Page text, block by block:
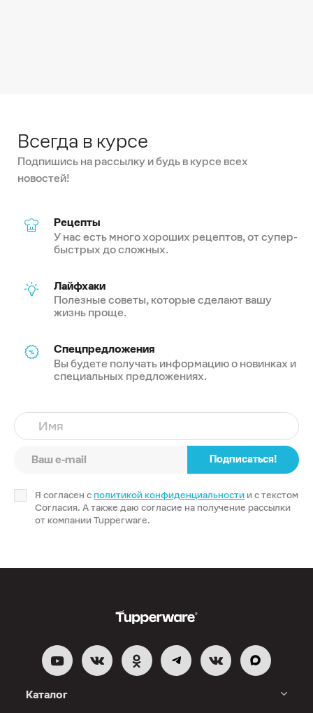
Всегда в курсе
Подпишись на рассылку и будь в курсе всех
новостей!
Рецепты
У нас есть много хороших рецептов, от супер-
быстрых до сложных.
Лайфхаки
Полезные советы, которые сделают вашу
жизнь проще.
Спецпредложения
Вы будете получать информацию о новинках и
специальных предложениях.
Имя
Подписаться!
Я согласен с политикой конфиденциальности и с текстом
Согласия. А также даю согласие на получение рассылки
от компании Tupperware.
Каталог